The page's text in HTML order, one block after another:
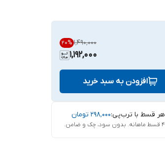
۱٬۴۹۰٬۰۰۰ 20%
1,192,000
افزودن به سبد خرید
هر قسط با ترب‌پی:۲۹۸٬۰۰۰ تومان
۴ قسط ماهانه. بدون سود، چک و ضامن.